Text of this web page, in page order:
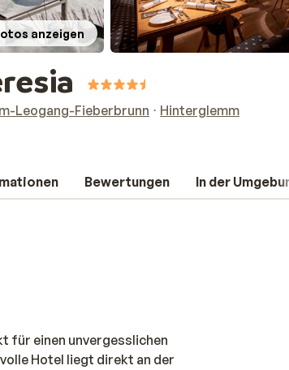
anzeigen
Leogang-Fieberbrunn
Hinterglemm
Bewertungen In der
für einen unvergesslichen
Hotel liegt direkt an der